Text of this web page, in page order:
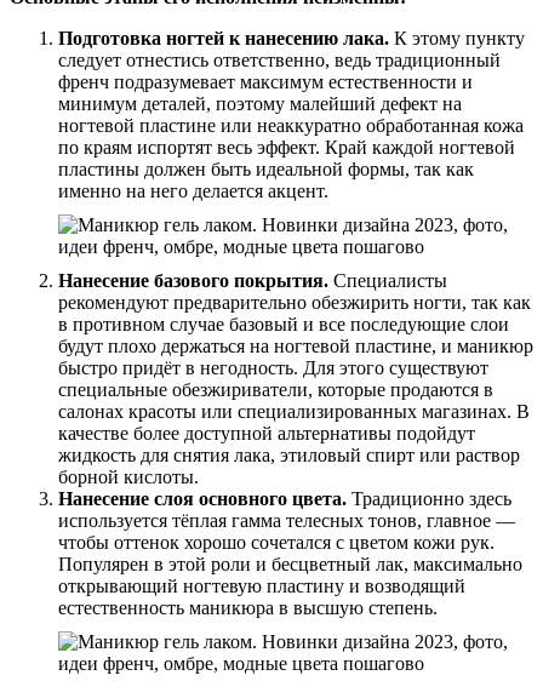
Подготовка ногтей к нанесению лака. К этому пункту
следует отнестись ответственно, ведь традиционный
френч подразумевает максимум естественности и
минимум деталей, поэтому малейший дефект на
ногтевой пластине или неаккуратно обработанная кожа
по краям испортят весь эффект. Край каждой ногтевой
пластины должен быть идеальной формы, так как
именно на него делается акцент.
Нанесение базового покрытия. Специалисты
рекомендуют предварительно обезжирить ногти, так как
в противном случае базовый и все последующие слои
будут плохо держаться на ногтевой пластине, и маникюр
быстро придёт в негодность. Для этого существуют
специальные обезжириватели, которые продаются в
салонах красоты или специализированных магазинах. В
качестве более доступной альтернативы подойдут
жидкость для снятия лака, этиловый спирт или раствор
борной кислоты.
Нанесение слоя основного цвета. Традиционно здесь
используется тёплая гамма телесных тонов, главное —
чтобы оттенок хорошо сочетался с цветом кожи рук.
Популярен в этой роли и бесцветный лак, максимально
открывающий ногтевую пластину и возводящий
естественность маникюра в высшую степень.